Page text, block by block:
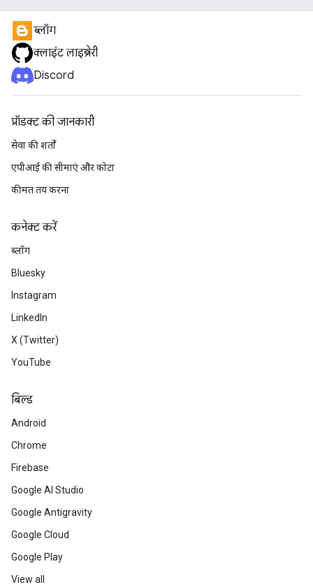
ब्लॉग
क्लाइंट लाइब्रेरी
Discord
प्रॉडक्ट की जानकारी
सेवा की शर्तों
एपीआई की सीमाएं और कोटा
कीमत तय करना
कनेक्ट करें
ब्लॉग
Bluesky
Instagram
LinkedIn
X (Twitter)
YouTube
बिल्ड
Android
Chrome
Firebase
Google AI Studio
Google Antigravity
Google Cloud
Google Play
View all